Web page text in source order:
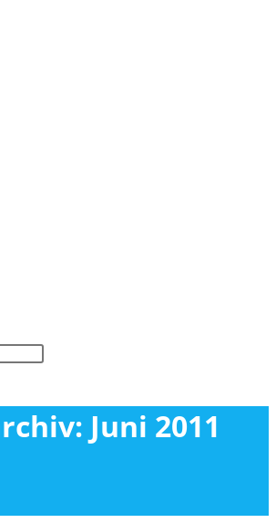
Press
close
the
Juni 2011